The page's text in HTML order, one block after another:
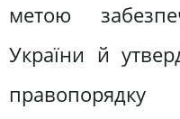
метою
України й